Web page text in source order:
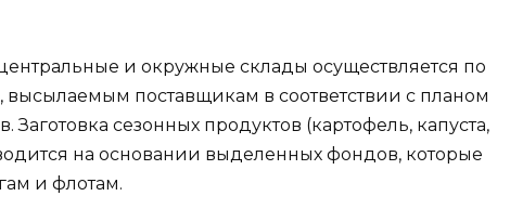
и окружные склады осуществляется по
поставщикам в соответствии с планом
Заготовка сезонных продуктов (картофель, капуста,
на основании выделенных фондов, которые
и флотам.